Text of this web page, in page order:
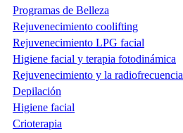
Programas de Belleza
Rejuvenecimiento coolifting
Rejuvenecimiento LPG facial
Higiene facial y terapia fotodinámica
Rejuvenecimiento y la radiofrecuencia
Depilación
Higiene facial
Crioterapia